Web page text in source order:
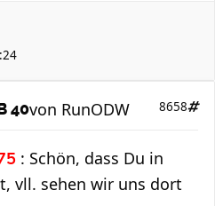
40 8658
von RunODW
: Schön, dass Du in
vll. sehen wir uns dort